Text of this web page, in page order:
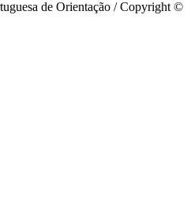
de Orientação / Copyright ©